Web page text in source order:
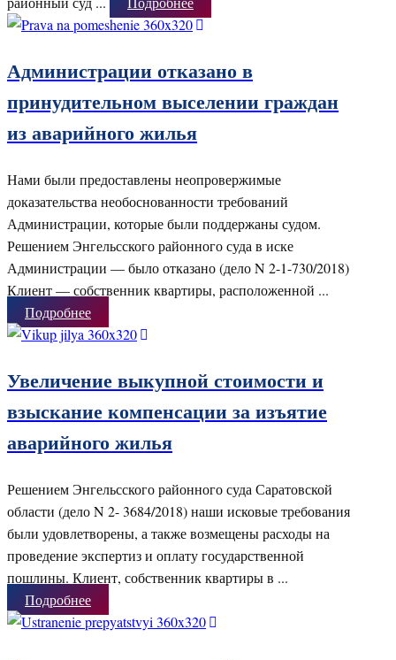
Администрации отказано в
принудительном выселении граждан
из аварийного жилья
Нами были предоставлены неопровержимые
доказательства необоснованности требований
Администрации, которые были поддержаны судом.
Решением Энгельсского районного суда в иске
Администрации — было отказано (дело N 2-1-730/2018)
Клиент — собственник квартиры, расположенной ...
Подробнее
Увеличение выкупной стоимости и
взыскание компенсации за изъятие
аварийного жилья
Решением Энгельсского районного суда Саратовской
области (дело N 2- 3684/2018) наши исковые требования
были удовлетворены, а также возмещены расходы на
проведение экспертиз и оплату государственной
пошлины. Клиент, собственник квартиры в ...
Подробнее